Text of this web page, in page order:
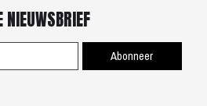
NIEUWSBRIEF
Abonneer